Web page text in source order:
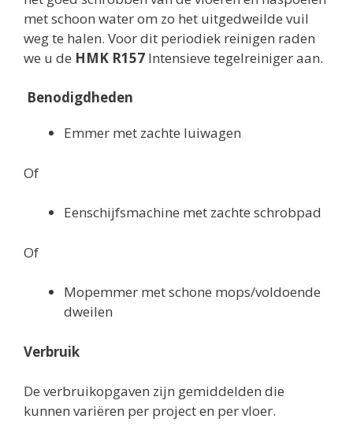
met schoon water om zo het uitgedweilde vuil
weg te halen. Voor dit periodiek reinigen raden
we u de HMK R157 Intensieve tegelreiniger aan.
Benodigdheden
Emmer met zachte luiwagen
Of
Eenschijfsmachine met zachte schrobpad
Of
Mopemmer met schone mops/voldoende
dweilen
Verbruik
De verbruikopgaven zijn gemiddelden die
kunnen variëren per project en per vloer.